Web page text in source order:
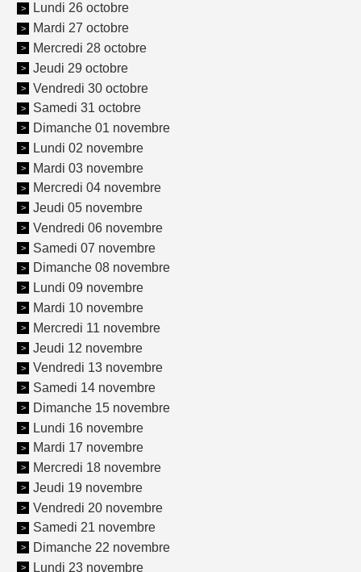
Lundi 26 octobre
Mardi 27 octobre
Mercredi 28 octobre
Jeudi 29 octobre
Vendredi 30 octobre
Samedi 31 octobre
Dimanche 01 novembre
Lundi 02 novembre
Mardi 03 novembre
Mercredi 04 novembre
Jeudi 05 novembre
Vendredi 06 novembre
Samedi 07 novembre
Dimanche 08 novembre
Lundi 09 novembre
Mardi 10 novembre
Mercredi 11 novembre
Jeudi 12 novembre
Vendredi 13 novembre
Samedi 14 novembre
Dimanche 15 novembre
Lundi 16 novembre
Mardi 17 novembre
Mercredi 18 novembre
Jeudi 19 novembre
Vendredi 20 novembre
Samedi 21 novembre
Dimanche 22 novembre
Lundi 23 novembre